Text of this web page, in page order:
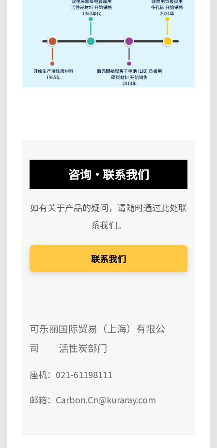
咨询・联系我们
如有关于产品的疑问，请随时通过此处联
系我们。
联系我们
可乐丽国际贸易（上海）有限公
司 活性炭部门
座机：021-61198111
邮箱：Carbon.Cn@kuraray.com